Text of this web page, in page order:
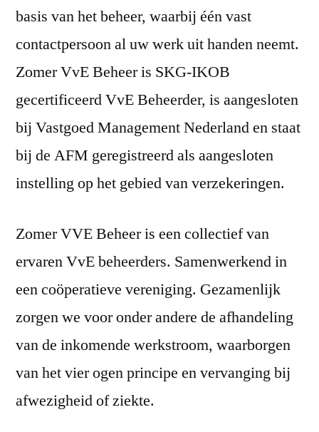
basis van het beheer, waarbij één vast
contactpersoon al uw werk uit handen neemt.
Zomer VvE Beheer is SKG-IKOB
gecertificeerd VvE Beheerder, is aangesloten
bij Vastgoed Management Nederland en staat
bij de AFM geregistreerd als aangesloten
instelling op het gebied van verzekeringen.
Zomer VVE Beheer is een collectief van
ervaren VvE beheerders. Samenwerkend in
een coöperatieve vereniging. Gezamenlijk
zorgen we voor onder andere de afhandeling
van de inkomende werkstroom, waarborgen
van het vier ogen principe en vervanging bij
afwezigheid of ziekte.